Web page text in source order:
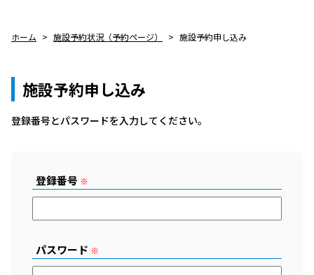
ホーム 施設予約状況（予約ページ） 施設予約申し込み
施設予約申し込み
登録番号とパスワードを⼊⼒してください。
登録番号 ※
パスワード ※